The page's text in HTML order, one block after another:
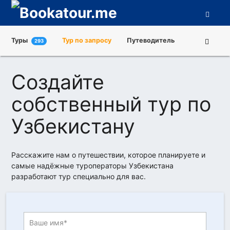
Туры 293 Тур по запросу Путеводитель
Туроператоры О нас
Создайте
собственный тур по
Узбекистану
Расскажите нам о путешествии, которое планируете и
самые надёжные туроператоры Узбекистана
разработают тур специально для вас.